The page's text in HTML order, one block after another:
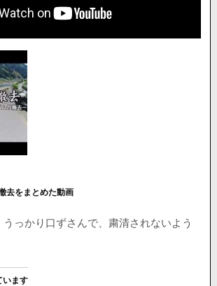
去をまとめた動画
うっかり口ずさんで、粛清されないよう
います